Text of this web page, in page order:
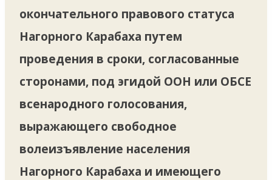
окончательного правового статуса
Нагорного Карабаха путем
проведения в сроки, согласованные
сторонами, под эгидой ООН или ОБСЕ
всенародного голосования,
выражающего свободное
волеизъявление населения
Нагорного Карабаха и имеющего